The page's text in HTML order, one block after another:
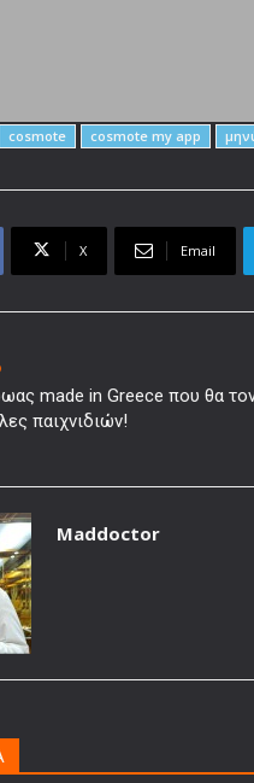
cosmote cosmote my app
X Email
made in Greece που θα
παιχνιδιών!
Maddoctor